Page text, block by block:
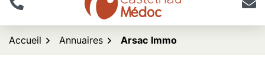
Tél. logo Castelnau de
Accueil Annuaires Arsac Immo